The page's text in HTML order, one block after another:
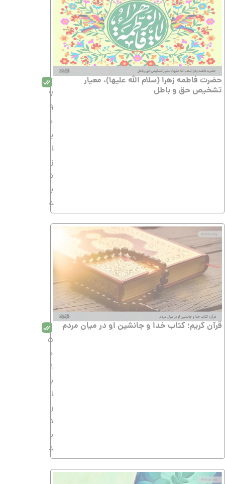
حضرت فاطمه زهرا (سلام الله علیها)، معیار
تشخیص حق و باطل
7
9
0
ب
ا
ز
د
ی
د
قرآن کریم؛ کتاب خدا و جانشین او در میان مردم
5
0
1
ب
ا
ز
د
ی
د